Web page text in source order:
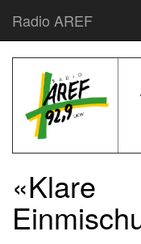
Radio AREF
«Klare